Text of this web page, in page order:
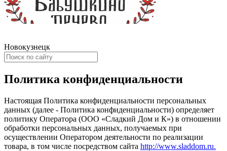
Новокузнецк
Политика конфиденциальности
Настоящая Политика конфиденциальности персональных
данных (далее - Политика конфиденциальности) определяет
политику Оператора (ООО «Сладкий Дом и К») в отношении
обработки персональных данных, получаемых при
осуществлении Оператором деятельности по реализации
товара, в том числе посредством сайта http://www.sladdom.ru.